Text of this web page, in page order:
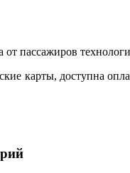
пассажиров
карты, доступна